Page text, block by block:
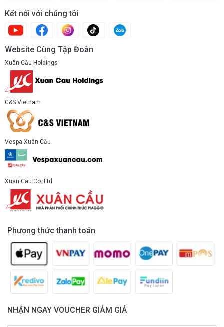
Kết nối với chúng tôi
Website Cùng Tập Đoàn
Xuân Cầu Holdings
C&S Vietnam
Vespa Xuân Cầu
Xuan Cau Co.,Ltd
Phương thức thanh toán
NHẬN NGAY VOUCHER GIẢM GIÁ